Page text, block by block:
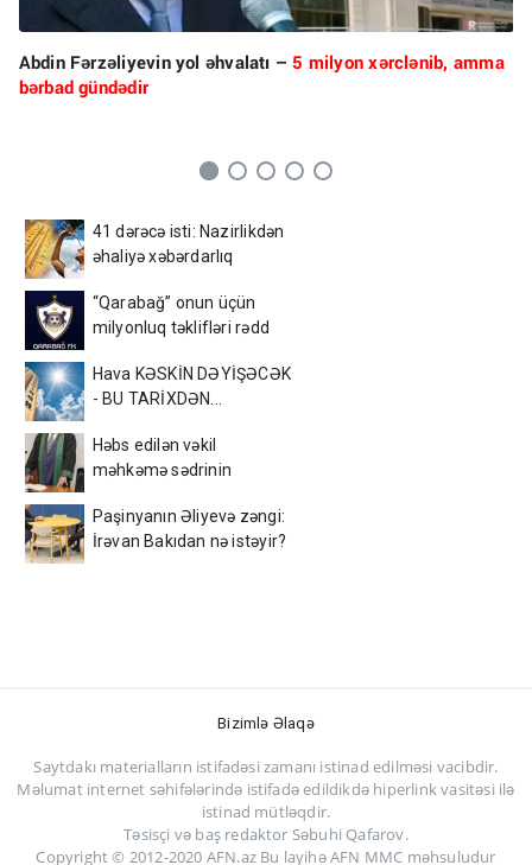
Abdin Fərzəliyevin yol əhvalatı –5 milyon xərclənib, amma
bərbad gündədir
41 dərəcə isti: Nazirlikdən
əhaliyə xəbərdarlıq
“Qarabağ” onun üçün
milyonluq təklifləri rədd
Hava KƏSKİN DƏYİŞƏCƏK
- BU TARİXDƏN...
Həbs edilən vəkil
məhkəmə sədrinin
Paşinyanın Əliyevə zəngi:
İrəvan Bakıdan nə istəyir?
Bizimlə Əlaqə
Saytdakı materialların istifadəsi zamanı istinad edilməsi vacibdir.
Məlumat internet səhifələrində istifadə edildikdə hiperlink vasitəsi ilə
istinad mütləqdir.
Təsisçi və baş redaktor Səbuhi Qafarov.
Copyright © 2012-2020 AFN.az Bu layihə AFN MMC məhsuludur